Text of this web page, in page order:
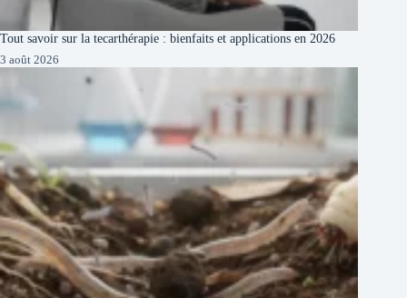
Tout savoir sur la tecarthérapie : bienfaits et applications en 2026
3 août 2026